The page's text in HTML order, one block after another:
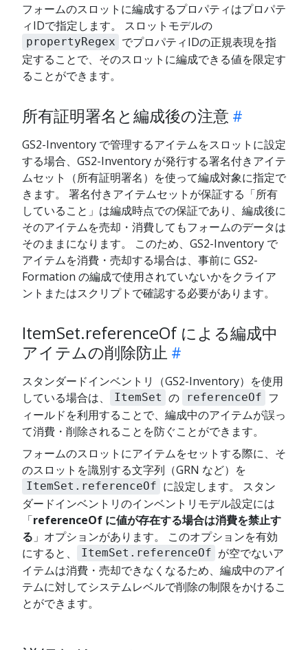
フォームのスロットに編成するプロパティはプロパテ
ィIDで指定します。 スロットモデルの
propertyRegex でプロパティIDの正規表現を指
定することで、そのスロットに編成できる値を限定す
ることができます。
所有証明署名と編成後の注意
GS2-Inventory で管理するアイテムをスロットに設定
する場合、GS2-Inventory が発行する署名付きアイテ
ムセット（所有証明署名）を使って編成対象に指定で
きます。 署名付きアイテムセットが保証する「所有
していること」は編成時点での保証であり、編成後に
そのアイテムを売却・消費してもフォームのデータは
そのままになります。 このため、GS2-Inventory で
アイテムを消費・売却する場合は、事前に GS2-
Formation の編成で使用されていないかをクライア
ントまたはスクリプトで確認する必要があります。
ItemSet.referenceOf による編成中
アイテムの削除防止
スタンダードインベントリ（GS2-Inventory）を使用
している場合は、
ItemSet の referenceOf フ
ィールドを利用することで、編成中のアイテムが誤っ
て消費・削除されることを防ぐことができます。
フォームのスロットにアイテムをセットする際に、そ
のスロットを識別する文字列（GRN など）を
ItemSet.referenceOf に設定します。 スタン
ダードインベントリのインベントリモデル設定には
「referenceOf に値が存在する場合は消費を禁止す
る 」オプションがあります。 このオプションを有効
にすると、
ItemSet.referenceOf が空でないア
イテムは消費・売却できなくなるため、編成中のアイ
テムに対してシステムレベルで削除の制限をかけるこ
とができます。